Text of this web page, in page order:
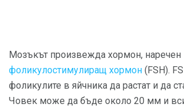
Мозъкът произвежда хормон, наречен
фоликулостимулиращ хормон (FSH).
фоликулите в яйчника да растат и да
Човек може да бъде около 20 мм и